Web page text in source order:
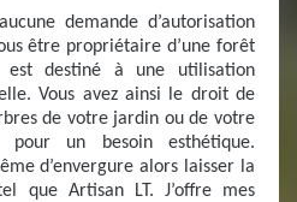
demande d’autorisation
être propriétaire d’une forêt
destiné à une utilisation
Vous avez ainsi le droit de
de votre jardin ou de votre
un besoin esthétique.
d’envergure alors laisser la
que Artisan LT. J’offre mes